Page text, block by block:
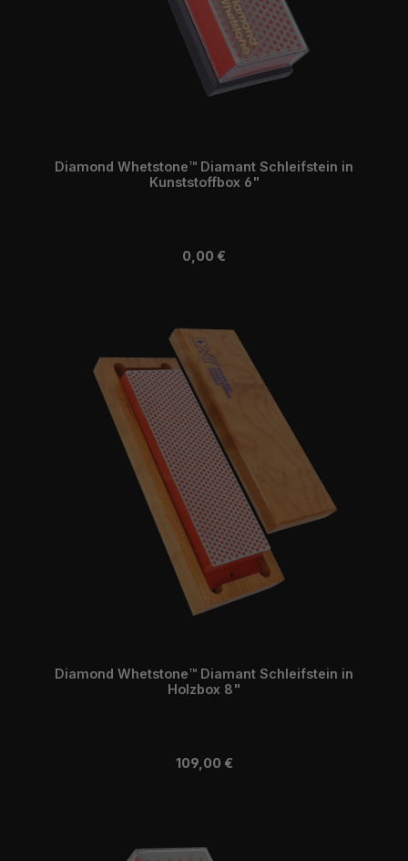
Diamond Whetstone™ Diamant Schleifstein in
Kunststoffbox 6"
Regulärer Preis:
0,00 €
Diamond Whetstone™ Diamant Schleifstein in
Holzbox 8"
Regulärer Preis:
109,00 €